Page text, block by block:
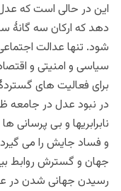
این در حالی است که
دهد که ارکان سه گانۀ
شود. تنها عدالت
سیاسی و امنیتی و
برای فعالیت های
در نبود عدل در جامعه
نابرابریها و بی
و فساد جایش را می
جهان و گسترش روابط
رسیدن جهانی شدن در